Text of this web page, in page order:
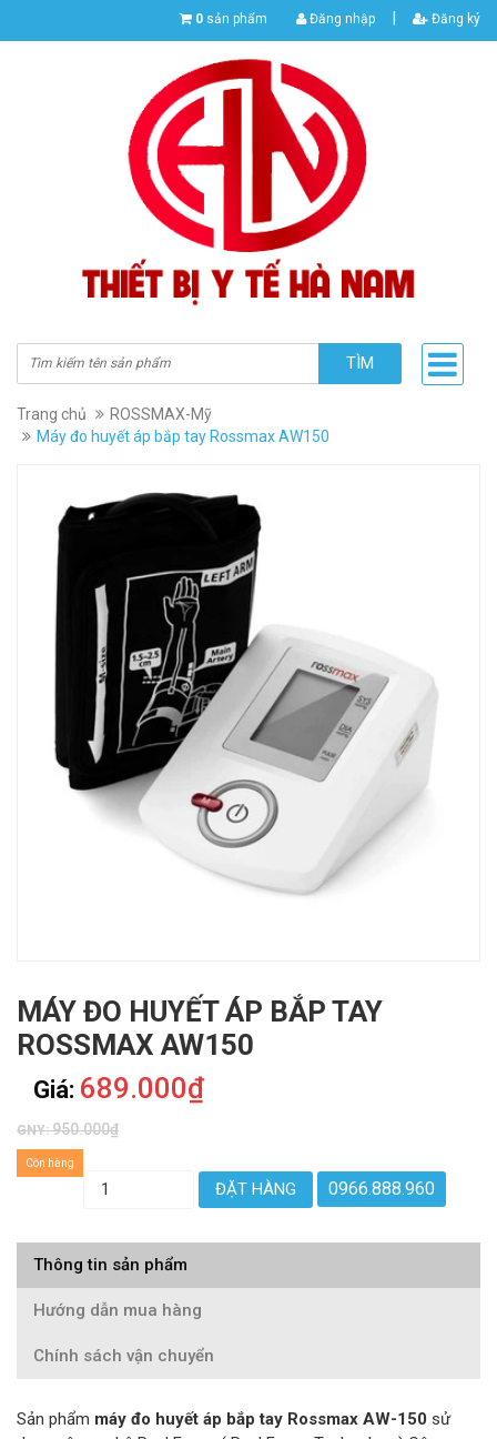
0 sản phẩm Đăng nhập | Đăng ký
TÌM
Trang chủ
ROSSMAX-Mỹ
Máy đo huyết áp bắp tay Rossmax AW150
MÁY ĐO HUYẾT ÁP BẮP TAY
ROSSMAX AW150
Giá: 689.000₫
GNY:950.000₫
Còn hàng
ĐẶT HÀNG 0966.888.960
Thông tin sản phẩm
Hướng dẫn mua hàng
Chính sách vận chuyển
Sản phẩm máy đo huyết áp bắp tay Rossmax AW-150 sử